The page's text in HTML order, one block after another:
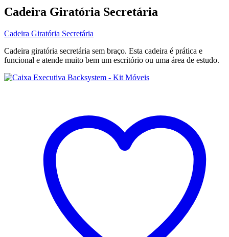
Cadeira Giratória Secretária
Cadeira Giratória Secretária
Cadeira giratória secretária sem braço. Esta cadeira é prática e
funcional e atende muito bem um escritório ou uma área de estudo.